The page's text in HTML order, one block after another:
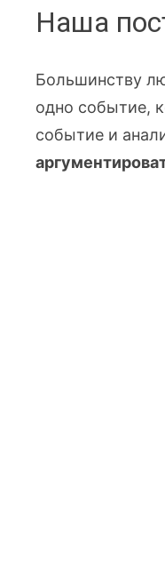
Наша
Большинству
одно событие,
событие и